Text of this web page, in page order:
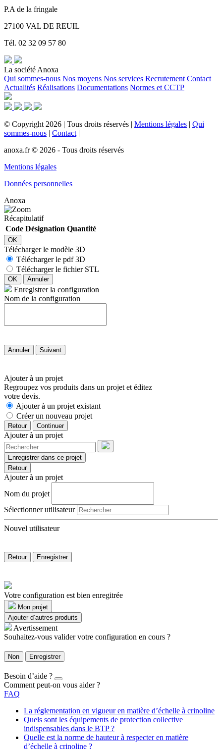
P.A de la fringale
27100 VAL DE REUIL
Tél. 02 32 09 57 80
La société Anoxa
Qui sommes-nous Nos moyens Nos services Recrutement Contact
Actualités Réalisations Documentations Normes et CCTP
© Copyright 2026 | Tous droits réservés | Mentions légales | Qui
sommes-nous | Contact |
anoxa.fr © 2026 - Tous droits réservés
Mentions légales
Données personnelles
Anoxa
Récapitulatif
Code Désignation Quantité
OK
Télécharger le modèle 3D
Télécharger le pdf 3D
Télécharger le fichier STL
OK Annuler
Enregistrer la configuration
Nom de la configuration
Annuler Suivant
Ajouter à un projet
Regroupez vos produits dans un projet et éditez
votre devis.
Ajouter à un projet existant
Créer un nouveau projet
Retour Continuer
Ajouter à un projet
Enregistrer dans ce projet
Retour
Ajouter à un projet
Nom du projet
Sélectionner utilisateur
Nouvel utilisateur
Retour Enregistrer
Votre configuration est bien enregitrée
Mon projet
Ajouter d’autres produits
Avertissement
Souhaitez-vous valider votre configuration en cours ?
Non Enregistrer
Besoin d’aide ?
Comment peut-on vous aider ?
FAQ
La réglementation en vigueur en matière d’échelle à crinoline
Quels sont les équipements de protection collective
indispensables dans le BTP ?
Quelle est la norme de hauteur à respecter en matière
d’échelle à crinoline ?